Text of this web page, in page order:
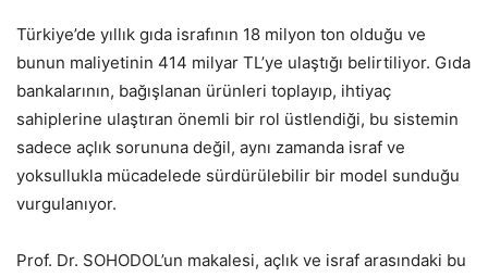
Türkiye’de yıllık gıda israfının 18 milyon ton olduğu ve
bunun maliyetinin 414 milyar TL’ye ulaştığı belirtiliyor. Gıda
bankalarının, bağışlanan ürünleri toplayıp, ihtiyaç
sahiplerine ulaştıran önemli bir rol üstlendiği, bu sistemin
sadece açlık sorununa değil, aynı zamanda israf ve
yoksullukla mücadelede sürdürülebilir bir model sunduğu
vurgulanıyor.
Prof. Dr. SOHODOL’un makalesi, açlık ve israf arasındaki bu